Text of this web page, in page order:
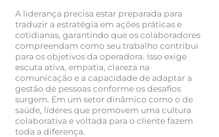
A liderança precisa estar preparada para
traduzir a estratégia em ações práticas e
cotidianas, garantindo que os colaboradores
compreendam como seu trabalho contribui
para os objetivos da operadora. Isso exige
escuta ativa, empatia, clareza na
comunicação e a capacidade de adaptar a
gestão de pessoas conforme os desafios
surgem. Em um setor dinâmico como o de
saúde, líderes que promovem uma cultura
colaborativa e voltada para o cliente fazem
toda a diferença.